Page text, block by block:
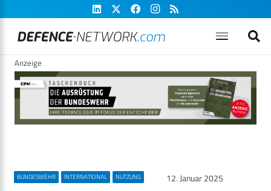
Anzeige
BUNDESWEHR INTERNATIONAL NUTZUNG 12. Januar 2025